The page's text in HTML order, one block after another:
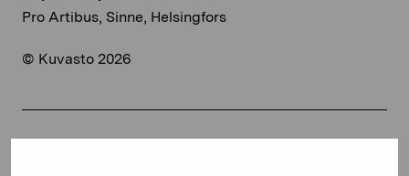
Pro Artibus, Sinne, Helsingfors
© Kuvasto 2026